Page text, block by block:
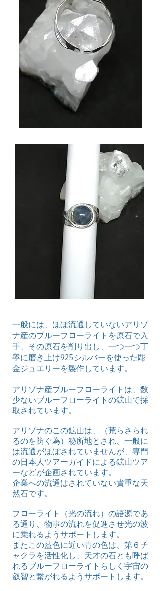
一般には、ほぼ流通していないアリゾ
ナ産のブルーフローライトを原石で入
手、その原石を削り出し、一つ一つ丁
寧に磨き上げ925シルバーを使った彫
金ジュエリーを製作しています。
アリゾナ産ブルーフローライトは、数
少ないブルーフローライトの鉱山で採
取されています。
アリゾナのこの鉱山は、（荒らさられ
るのを防ぐ為）秘所地とされ、一般に
は流通がほぼされていませんが、専門
の日本人ツアーガイドによる鉱山ツア
ーなどが企画されています。
企業への流通はされていない貴重な天
然石です。
フローライト（光の流れ）の語源であ
る通り、物事の流れを促進させ光の波
に乗れるようサポートします。
またこの藍色に近い青の色は、第６チ
ャクラを活性化し、天才の石とも呼ば
れるブルーフローライトらしく宇宙の
叡智と繋がれるようサポートします。